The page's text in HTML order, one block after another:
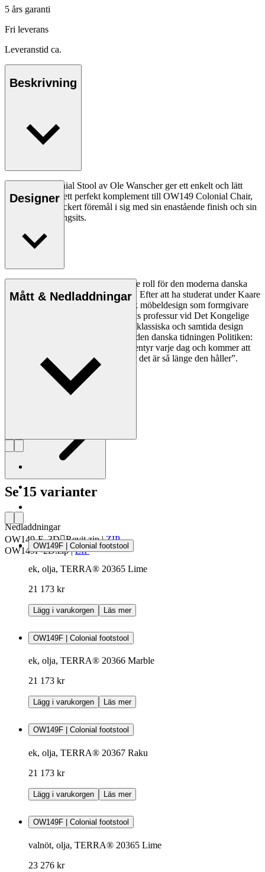
5 års garanti
Fri leverans
Leveranstid ca.
Beskrivning
OW149F Colonial Stool av Ole Wanscher ger ett enkelt och lätt
intryck. Den är ett perfekt komplement till OW149 Colonial Chair,
men även ett vackert föremål i sig med sin enastående finish och sin
handvävda rottingsits.
Designer
Ole Wanscher spelade en avgörande roll för den moderna danska
designens estetik och funktionalitet. Efter att ha studerat under Kaare
Klint bidrog han till att forma dansk möbeldesign som formgivare
och pedagog när han tog över Klints professur vid Det Kongelige
Danske Kunstakademi. Wanschers klassiska och samtida design
gjorde honom populär. 1958 skrev den danska tidningen Politiken:
”Att äga en Wanscher-stol är ett äventyr varje dag och kommer att
vara så även om flera hundra år, för det är så länge den håller”.
Läs mer om Ole Wanscher
Mått & Nedladdningar
Nedladdningar
OW149-F_3DRevit.zip|ZIP
OW149F-2D.zip|ZIP
Se 15 varianter
OW149F | Colonial footstool
ek, olja, TERRA® 20365 Lime
21 173 kr
Lägg i varukorgen Läs mer
OW149F | Colonial footstool
ek, olja, TERRA® 20366 Marble
21 173 kr
Lägg i varukorgen Läs mer
OW149F | Colonial footstool
ek, olja, TERRA® 20367 Raku
21 173 kr
Lägg i varukorgen Läs mer
OW149F | Colonial footstool
valnöt, olja, TERRA® 20365 Lime
23 276 kr